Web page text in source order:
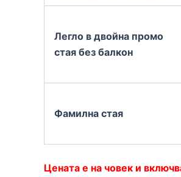
Легло в двойна промо
стая без балкон
Фамилна стая
Цената е на човек и